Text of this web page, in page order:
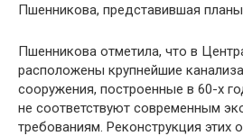
Пшенникова, представившая
Пшенникова отметила, что в
расположены крупнейшие
сооружения, построенные в 60-х
не соответствуют современным
требованиям. Реконструкция этих